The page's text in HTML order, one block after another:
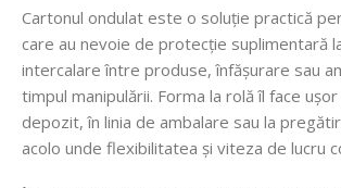
Cartonul ondulat este o soluție practică
care au nevoie de protecție suplimentară
intercalare între produse, înfășurare sau
timpul manipulării. Forma la rolă îl face
depozit, în linia de ambalare sau la
acolo unde flexibilitatea și viteza de lucru